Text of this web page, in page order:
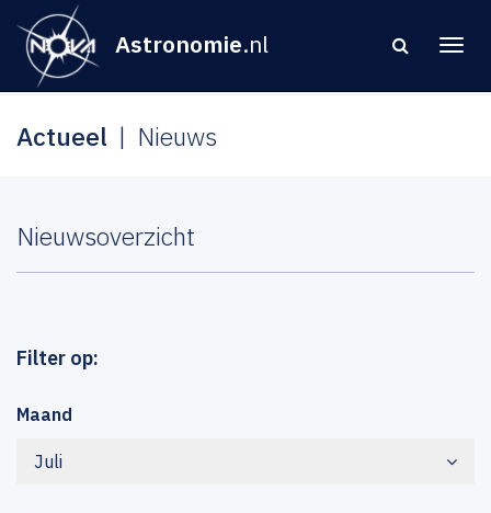
Astronomie.nl
Actueel Nieuws
Nieuwsoverzicht
Filter op:
Maand
Juli